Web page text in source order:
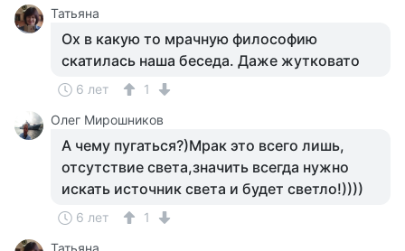
Татьяна
Ох в какую то мрачную философию
скатилась наша беседа. Даже жутковато
6 лет
1
Олег Мирошников
А чему пугаться?)Мрак это всего лишь,
отсутствие света,значить всегда нужно
искать источник света и будет светло!))))
6 лет
1
Татьяна